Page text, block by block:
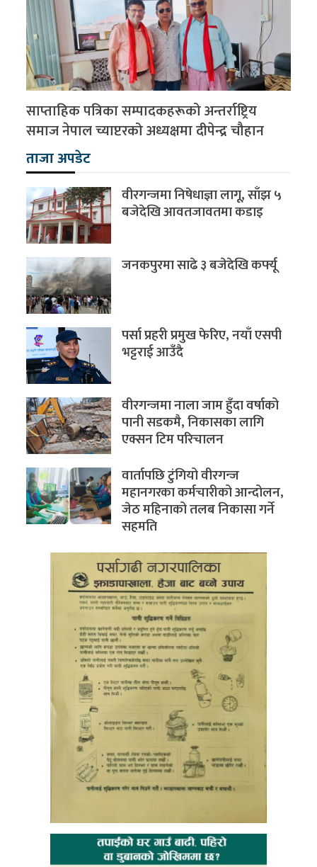
साप्ताहिक पत्रिका सम्पादकहरूको अन्तर्राष्ट्रिय
समाज नेपाल च्याप्टरको अध्यक्षमा दीपेन्द्र चौहान
ताजा अपडेट
वीरगन्जमा निषेधाज्ञा लागू, साँझ ५
बजेदेखि आवतजावतमा कडाइ
जनकपुरमा साढे ३ बजेदेखि कर्फ्यू
पर्सा प्रहरी प्रमुख फेरिए, नयाँ एसपी
भट्टराई आउँदै
वीरगन्जमा नाला जाम हुँदा वर्षाको
पानी सडकमै, निकासका लागि
एक्सन टिम परिचालन
वार्तापछि टुंगियो वीरगन्ज
महानगरका कर्मचारीको आन्दोलन,
जेठ महिनाको तलब निकासा गर्ने
सहमति